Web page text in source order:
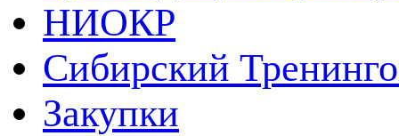
НИОКР
Сибирский
Закупки